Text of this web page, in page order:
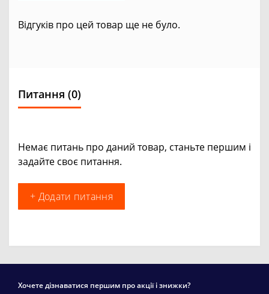
Відгуків про цей товар ще не було.
Питання (0)
Немає питань про даний товар, станьте першим і
задайте своє питання.
+ Додати питання
Хочете дізнаватися першим про акції і знижки?